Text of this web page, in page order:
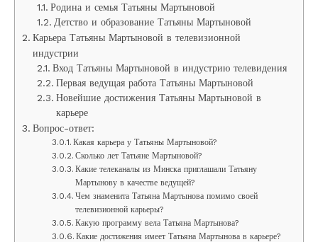
Родина и семья Татьяны Мартыновой
Детство и образование Татьяны Мартыновой
Карьера Татьяны Мартыновой в телевизионной
индустрии
Вход Татьяны Мартыновой в индустрию телевидения
Первая ведущая работа Татьяны Мартыновой
Новейшие достижения Татьяны Мартыновой в
карьере
Вопрос-ответ:
Какая карьера у Татьяны Мартыновой?
Сколько лет Татьяне Мартыновой?
Какие телеканалы из Минска приглашали Татьяну
Мартынову в качестве ведущей?
Чем знаменита Татьяна Мартынова помимо своей
телевизионной карьеры?
Какую программу вела Татьяна Мартынова?
Какие достижения имеет Татьяна Мартынова в карьере?